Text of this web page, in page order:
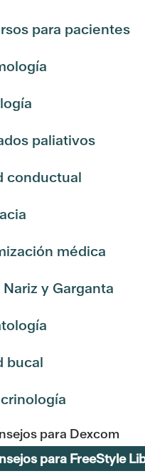
para pacientes
paliativos
conductual
médica
Nariz y Garganta
bucal
para Dexcom
para FreeStyle